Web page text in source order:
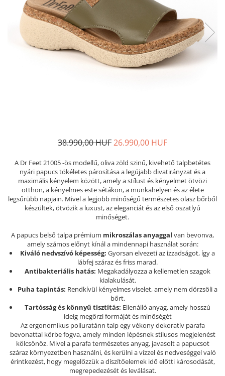
Női nyitott papucs - DOSS
Női szandál - DOSS
Férfi nyitott papucs - DOSS
Házi papucs - DOSS
PIUMETTA - gördülő talpú lábbeli
LEON KLOMPE LÁBBELI
Férfi csukott papucs - Leon
Női nyitott papucs - Leon
Női szandál - Leon
Férfi nyitott papucs
NYÁRI NŐI LÁBBELI KOLLEKCIÓ
Szandál
Papucs
NYARI FÉRFI LÁBBELI KOLLEKCIÓ
GYEREK SZANDÁL ÉS PAPUCS
STERILIZÁLHATÓ KLUMPA
TÉLI GYAPJÚ PAPUCSOK - női és
KIVEHETŐ TALPBETÉTES KLUMPA
BÜTYKÖS LÁBRA VALÓ PAPUCS
MUNKAVÉDELMI TANUSÍTVÁNNYAL
38.990,00 HUF26.990,00 HUF
A Dr Feet 21005 -ös modellű, oliva zöld szinű, kivehető talpbetétes
nyári papucs tökéletes párosítása a legújabb divatirányzat és a
maximális kényelem között, amely a stílust és kényelmet ötvözi
otthon, a kényelmes este sétákon, a munkahelyen és az élete
legsűrübb napjain. Mivel a legjobb minőségű természetes olasz bőrből
készültek, ötvözik a luxust, az eleganciát és az első oszatlyú
minőséget.
A papucs belső talpa prémium mikroszálas anyaggal van bevonva,
amely számos előnyt kínál a mindennapi használat során:
Kiváló nedvszívó képesség: Gyorsan elvezeti az izzadságot, így a
lábfej száraz és friss marad.
Antibakteriális hatás: Megakadályozza a kellemetlen szagok
kialakulását.
Puha tapintás: Rendkívül kényelmes viselet, amely nem dörzsöli a
bőrt.
Tartósság és könnyű tisztítás: Ellenálló anyag, amely hosszú
ideig megőrzi formáját és minőségét
Az ergonomikus poliuratánn talp egy vékony dekoratív parafa
bevonattal körbe fogva, amely minden lépésnek stílusos megjelenést
kölcsönöz. Mivel a parafa természetes anyag, javasolt a papucsot
száraz környezetben használni, és kerülni a vízzel és nedveséggel való
érintkezést, hogy megelőzzük a díszítőelemek idő előtti károsodását,
megrepedezését és leválásat.